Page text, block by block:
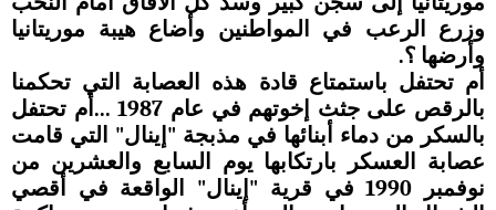
وزرع الرعب في المواطنين وأضاع هيبة موريتانيا
وأرضها ؟.
أم تحتفل باستمتاع قادة هذه العصابة التي تحكمنا
بالرقص على جثث إخوتهم في عام 1987 ...أم تحتفل
بالسكر من دماء أبنائها في مذبجة "إينال" التي قامت
عصابة العسكر بارتكابها يوم السابع والعشرين من
نوفمبر 1990 في قرية "إينال" الواقعة في أقصي